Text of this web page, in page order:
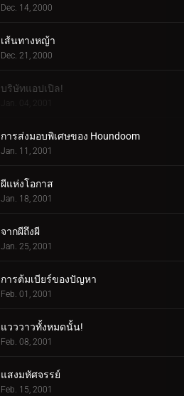
Dec. 14, 2000
เส้นทางหญ้า
Dec. 21, 2000
บริษัทแอปเปิล!
Jan. 04, 2001
การส่งมอบพิเศษของ Houndoom
Jan. 11, 2001
ผีแห่งโอกาส
Jan. 18, 2001
จากผีถึงผี
Jan. 25, 2001
การต้มเบียร์ของปัญหา
Feb. 01, 2001
แวววาวทั้งหมดนั้น!
Feb. 08, 2001
แสงมหัศจรรย์
Feb. 15, 2001